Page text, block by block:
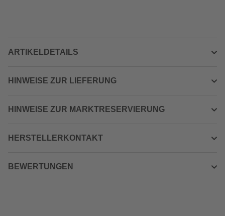
ARTIKELDETAILS
HINWEISE ZUR LIEFERUNG
HINWEISE ZUR MARKTRESERVIERUNG
HERSTELLERKONTAKT
BEWERTUNGEN